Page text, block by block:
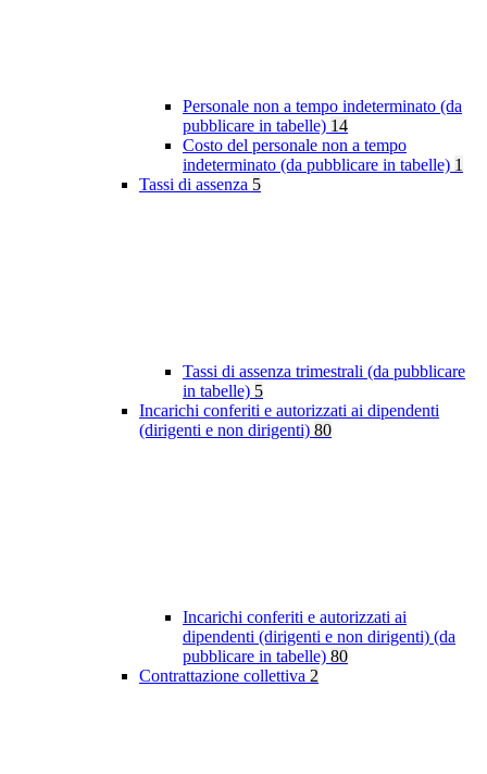
Personale non a tempo indeterminato (da
pubblicare in tabelle) 14
Costo del personale non a tempo
indeterminato (da pubblicare in tabelle) 1
Tassi di assenza 5
Tassi di assenza trimestrali (da pubblicare
in tabelle) 5
Incarichi conferiti e autorizzati ai dipendenti
(dirigenti e non dirigenti) 80
Incarichi conferiti e autorizzati ai
dipendenti (dirigenti e non dirigenti) (da
pubblicare in tabelle) 80
Contrattazione collettiva 2